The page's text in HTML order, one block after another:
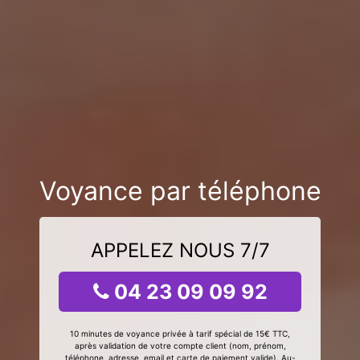
Voyance par téléphone
APPELEZ NOUS 7/7
04 23 09 09 92
10 minutes de voyance privée à tarif spécial de 15€ TTC,
après validation de votre compte client (nom, prénom,
téléphone, adresse, email et carte de paiement valide). Au-